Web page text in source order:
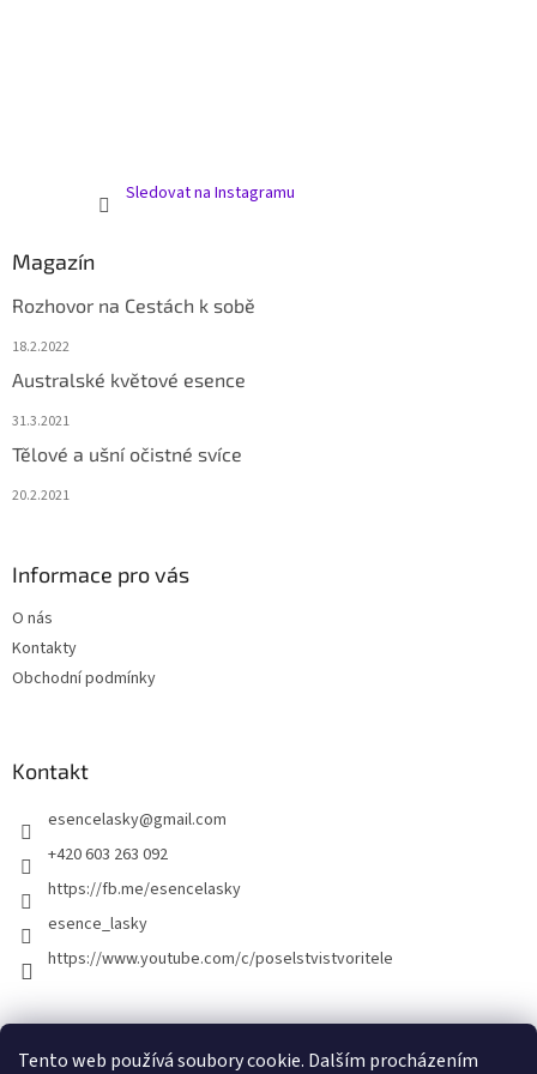
Tento web používá soubory cookie. Dalším procházením
Sledovat na Instagramu
Magazín
Rozhovor na Cestách k sobě
18.2.2022
Australské květové esence
31.3.2021
Tělové a ušní očistné svíce
20.2.2021
Informace pro vás
O nás
Kontakty
Obchodní podmínky
Kontakt
esencelasky@gmail.com
+420 603 263 092
https://fb.me/esencelasky
esence_lasky
https://www.youtube.com/c/poselstvistvoritele